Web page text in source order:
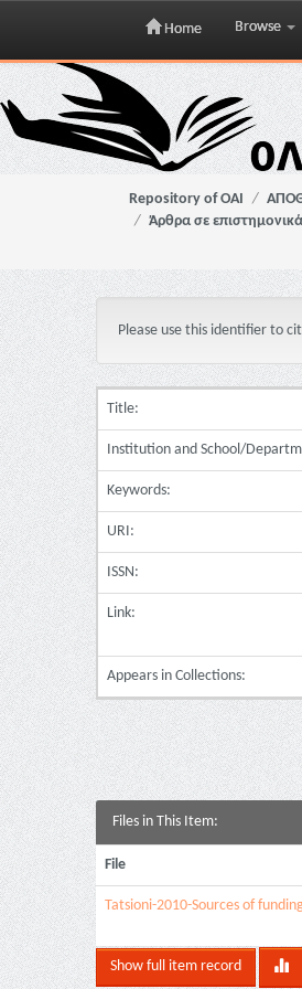
Skip
navigation
Home Browse
Repository of OAI
Άρθρα σε
Please use this identifier to
Title:
Institution and School/
Keywords:
URI:
ISSN:
Link:
Appears in Collections:
Files in This Item:
File
Tatsioni-2010-Sources of
Show full item record